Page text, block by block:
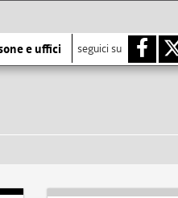
e uffici seguici su